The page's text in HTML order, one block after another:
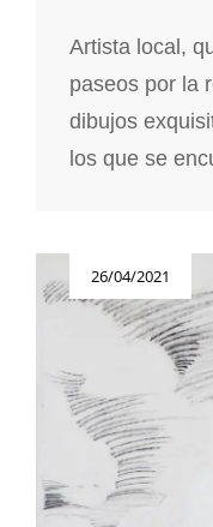
Artista local,
paseos por la
dibujos
los que se
el
26/04/2021